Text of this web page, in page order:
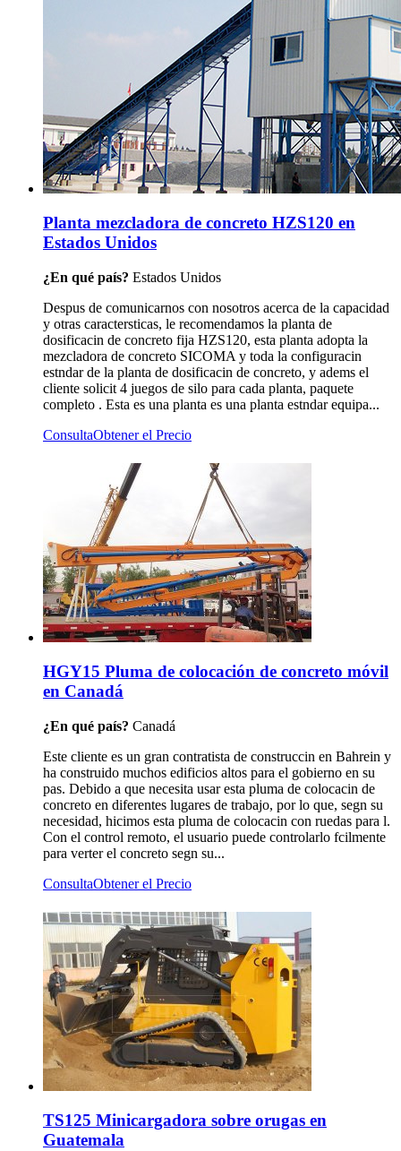
Planta mezcladora de concreto HZS120 en
Estados Unidos
¿En qué país? Estados Unidos
Despus de comunicarnos con nosotros acerca de la capacidad
y otras caractersticas, le recomendamos la planta de
dosificacin de concreto fija HZS120, esta planta adopta la
mezcladora de concreto SICOMA y toda la configuracin
estndar de la planta de dosificacin de concreto, y adems el
cliente solicit 4 juegos de silo para cada planta, paquete
completo . Esta es una planta es una planta estndar equipa...
ConsultaObtener el Precio
HGY15 Pluma de colocación de concreto móvil
en Canadá
¿En qué país? Canadá
Este cliente es un gran contratista de construccin en Bahrein y
ha construido muchos edificios altos para el gobierno en su
pas. Debido a que necesita usar esta pluma de colocacin de
concreto en diferentes lugares de trabajo, por lo que, segn su
necesidad, hicimos esta pluma de colocacin con ruedas para l.
Con el control remoto, el usuario puede controlarlo fcilmente
para verter el concreto segn su...
ConsultaObtener el Precio
TS125 Minicargadora sobre orugas en
Guatemala